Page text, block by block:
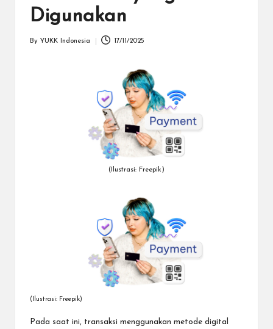
dapat
menerima
metode
Digunakan
By YUKK Indonesia 17/11/2025
(Ilustrasi: Freepik)
(Ilustrasi: Freepik)
Pada saat ini, transaksi menggunakan metode digital